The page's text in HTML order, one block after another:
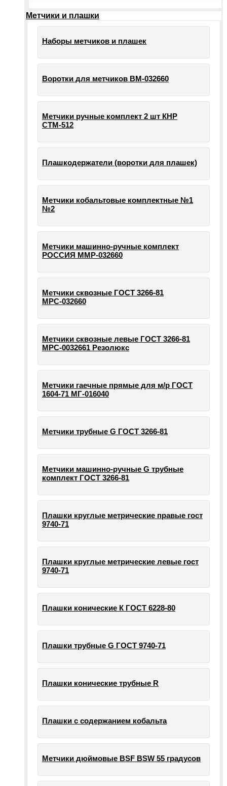
Метчики и плашки
Наборы метчиков и плашек
Воротки для метчиков ВМ-032660
Метчики ручные комплект 2 шт КНР
СТМ-512
Плашкодержатели (воротки для плашек)
Метчики кобальтовые комплектные №1
№2
Метчики машинно-ручные комплект
РОССИЯ ММР-032660
Метчики сквозные ГОСТ 3266-81
МРС-032660
Метчики сквозные левые ГОСТ 3266-81
МРС-0032661 Резолюкс
Метчики гаечные прямые для м/р ГОСТ
1604-71 МГ-016040
Метчики трубные G ГОСТ 3266-81
Метчики машинно-ручные G трубные
комплект ГОСТ 3266-81
Плашки круглые метрические правые гост
9740-71
Плашки круглые метрические левые гост
9740-71
Плашки конические К ГОСТ 6228-80
Плашки трубные G ГОСТ 9740-71
Плашки конические трубные R
Плашки с содержанием кобальта
Метчики дюймовые BSF BSW 55 градусов